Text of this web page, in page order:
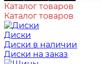
Каталог товаров
Каталог товаров
Диски
Диски в наличии
Диски на заказ